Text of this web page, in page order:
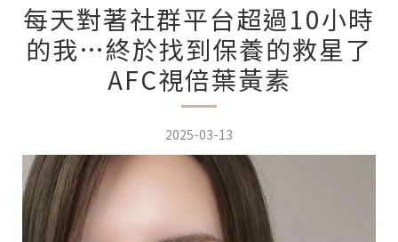
每天對著社群平台超過10小時
的我…終於找到保養的救星了
AFC視倍葉黃素
2025-03-13